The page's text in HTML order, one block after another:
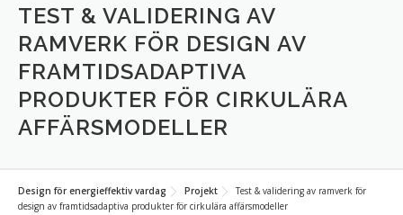
OM PROGRAMMET UTLYSNINGAR
AKTUELLT FÖR DIG I PROJEKT
TEST & VALIDERING AV
RAMVERK FÖR DESIGN AV
FRAMTIDSADAPTIVA
PRODUKTER FÖR CIRKULÄRA
AFFÄRSMODELLER
Design för energieffektiv vardag Projekt
Test & validering av ramverk för
design av framtidsadaptiva produkter för cirkulära affärsmodeller